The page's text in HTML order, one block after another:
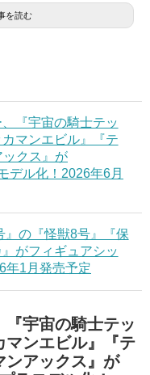
を読む
『宇宙の騎士テッ
マンエビル』『テ
ックス』が
デル化！2026年6月
の『怪獣8号』『保
がフィギュアシッ
年1月発売予定
宇宙の騎士テッ
マンエビル』『テ
ンアックス』が